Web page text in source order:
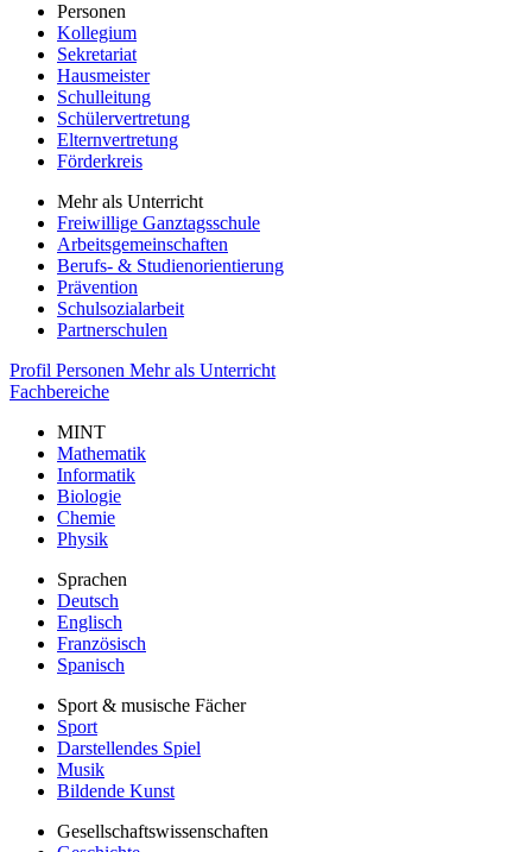
Personen
Kollegium
Sekretariat
Hausmeister
Schulleitung
Schülervertretung
Elternvertretung
Förderkreis
Mehr als Unterricht
Freiwillige Ganztagsschule
Arbeitsgemeinschaften
Berufs- & Studienorientierung
Prävention
Schulsozialarbeit
Partnerschulen
Profil Personen Mehr als Unterricht
Fachbereiche
MINT
Mathematik
Informatik
Biologie
Chemie
Physik
Sprachen
Deutsch
Englisch
Französisch
Spanisch
Sport & musische Fächer
Sport
Darstellendes Spiel
Musik
Bildende Kunst
Gesellschaftswissenschaften